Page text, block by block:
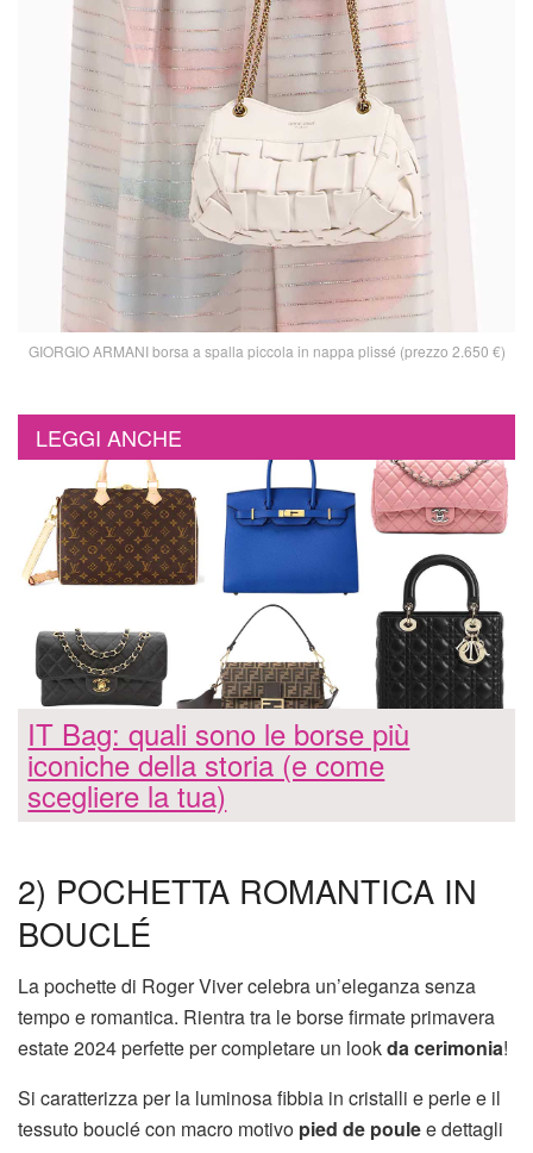
GIORGIO ARMANI borsa a spalla piccola in nappa plissé (prezzo 2.650 €)
LEGGI ANCHE
IT Bag: quali sono le borse più
iconiche della storia (e come
scegliere la tua)
2) POCHETTA ROMANTICA IN
BOUCLÉ
La pochette di Roger Viver celebra un’eleganza senza
tempo e romantica. Rientra tra le borse firmate primavera
estate 2024 perfette per completare un lookda cerimonia!
Si caratterizza per la luminosa fibbia in cristalli e perle e il
tessuto bouclé con macro motivo pied de poulee dettagli